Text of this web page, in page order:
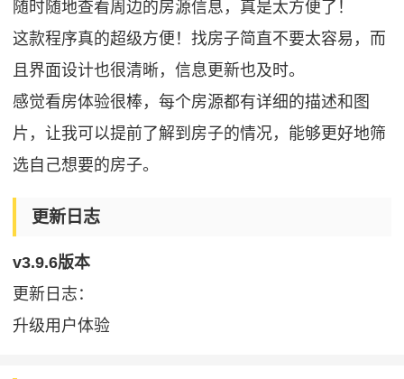
随时随地查看周边的房源信息，真是太方便了！
这款程序真的超级方便！找房子简直不要太容易，而
且界面设计也很清晰，信息更新也及时。
感觉看房体验很棒，每个房源都有详细的描述和图
片，让我可以提前了解到房子的情况，能够更好地筛
选自己想要的房子。
更新日志
v3.9.6版本
更新日志：
升级用户体验